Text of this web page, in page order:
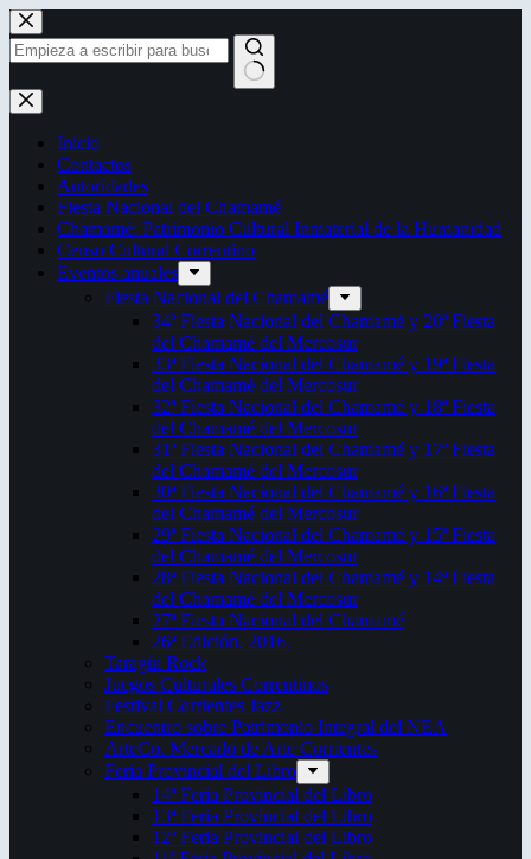
Saltar
al
contenido
Sin
resultados
Inicio
Contactos
Autoridades
Fiesta Nacional del Chamamé
Chamamé: Patrimonio Cultural Inmaterial de la Humanidad
Censo Cultural Correntino
Eventos anuales
Fiesta Nacional del Chamamé
34ª Fiesta Nacional del Chamamé y 20ª Fiesta
del Chamamé del Mercosur
33ª Fiesta Nacional del Chamamé y 19ª Fiesta
del Chamamé del Mercosur
32ª Fiesta Nacional del Chamamé y 18ª Fiesta
del Chamamé del Mercosur
31ª Fiesta Nacional del Chamamé y 17ª Fiesta
del Chamamé del Mercosur
30ª Fiesta Nacional del Chamamé y 16ª Fiesta
del Chamamé del Mercosur
29ª Fiesta Nacional del Chamamé y 15ª Fiesta
del Chamamé del Mercosur
28ª Fiesta Nacional del Chamamé y 14ª Fiesta
del Chamamé del Mercosur
27ª Fiesta Nacional del Chamamé
26ª Edición. 2016.
Taragüi Rock
Juegos Culturales Correntinos
Festival Corrientes Jazz
Encuentro sobre Patrimonio Integral del NEA
ArteCo. Mercado de Arte Corrientes
Feria Provincial del Libro
14ª Feria Provincial del Libro
13ª Feria Provincial del Libro
12ª Feria Provincial del Libro